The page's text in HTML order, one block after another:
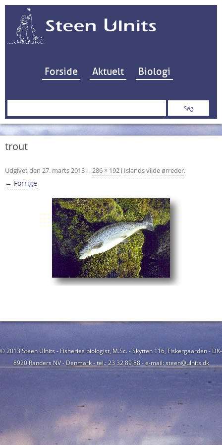
Hop til indhold
Forside Aktuelt Biologi
Søg
trout
Udgivet den 27. marts 2013 i ,286 × 192 i Islands vilde ørreder.
← Forrige
© 2013 Steen Ulnits - Fisheries biologist, M.Sc. - Skytten 116, Fiskergaarden - DK-
8920 Randers NV - Denmark - tel.: 23 32 89 88 - e-mail: steen@ulnits.dk